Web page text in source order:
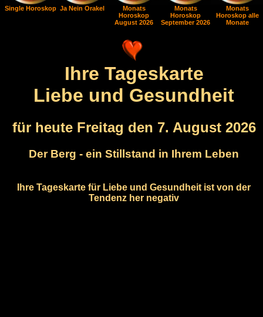
Single Horoskop Ja Nein Orakel
Monats
Horoskop
August 2026
Monats
Horoskop
September 2026
Monats
Horoskop alle
Monate
Ihre Tageskarte
Liebe und Gesundheit
für heute Freitag den 7. August 2026
Der Berg - ein Stillstand in Ihrem Leben
Ihre Tageskarte für Liebe und Gesundheit ist von der
Tendenz her negativ